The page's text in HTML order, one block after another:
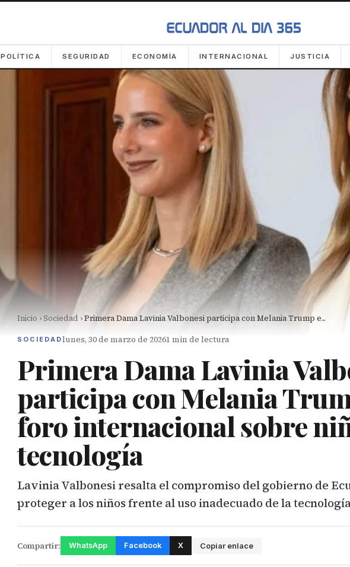
POLÍTICA SEGURIDAD ECONOMÍA INTERNACIONAL JUSTICIA
Inicio ›Sociedad ›Primera Dama Lavinia Valbonesi participa con Melania Trump e...
SOCIEDADlunes, 30 de marzo de 20261 min de lectura
Primera Dama Lavinia
participa con Melania
foro internacional sobre
tecnología
Lavinia Valbonesi resalta el compromiso del gobierno de
proteger a los niños frente al uso inadecuado de la
Compartir: WhatsApp Facebook X Copiar enlace